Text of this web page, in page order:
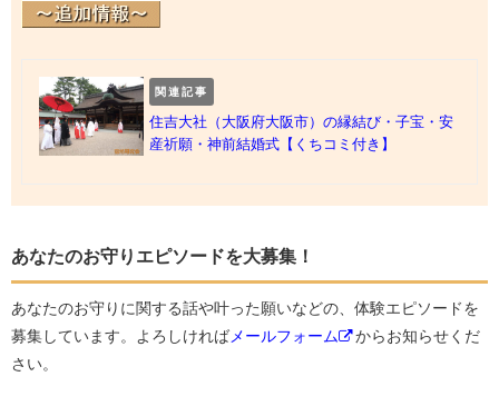
関連記事
住吉大社（大阪府大阪市）の縁結び・子宝・安
産祈願・神前結婚式【くちコミ付き】
あなたのお守りエピソードを大募集！
あなたのお守りに関する話や叶った願いなどの、体験エピソードを
募集しています。よろしければ メールフォーム
からお知らせくだ
さい。